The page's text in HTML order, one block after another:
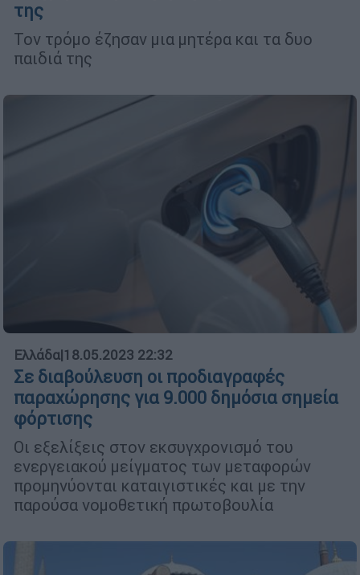
της
Τον τρόμο έζησαν μια μητέρα και τα δυο
παιδιά της
Ελλάδα|18.05.2023 22:32
Σε διαβούλευση οι προδιαγραφές
παραχώρησης για 9.000 δημόσια σημεία
φόρτισης
Οι εξελίξεις στον εκσυγχρονισμό του
ενεργειακού μείγματος των μεταφορών
προμηνύονται καταιγιστικές και με την
παρούσα νομοθετική πρωτοβουλία